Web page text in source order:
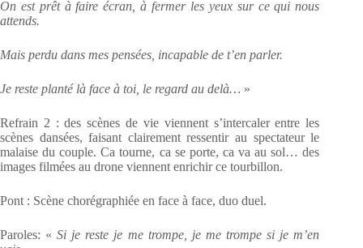
On est prêt à faire écran, à fermer les yeux sur ce qui nous
attends.
Mais perdu dans mes pensées, incapable de t’en parler.
Je reste planté là face à toi, le regard au delà… »
Refrain 2 : des scènes de vie viennent s’intercaler entre les
scènes dansées, faisant clairementressentir au spectateur le
malaise du couple. Ca tourne, ca se porte, ca va au sol… des
images filmées au drone viennent enrichir ce tourbillon.
Pont : Scène chorégraphiée en face à face, duo duel.
Paroles: «Si je reste je me trompe, je me trompe si je m’en